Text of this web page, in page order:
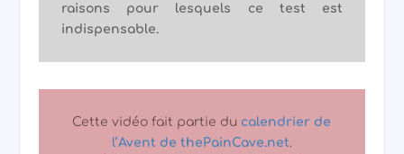
raisons pour lesquels ce test est
indispensable.
Cette vidéo fait partie du calendrier de
l’Avent de thePainCave.net.